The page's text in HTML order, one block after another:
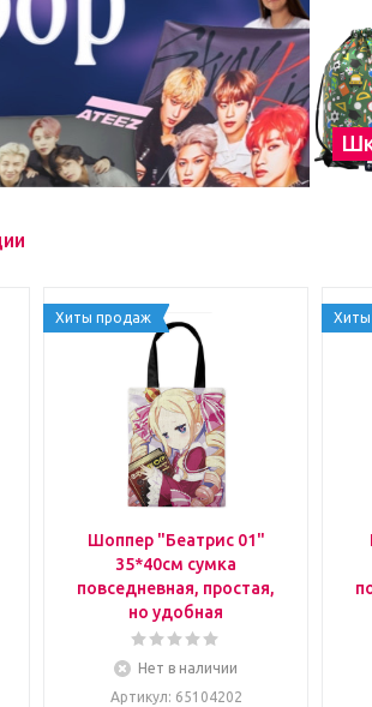
Хиты продаж
Шоппер "Беатрис 01"
35*40см сумка
повседневная, простая,
но удобная
Нет в наличии
Артикул: 65104202